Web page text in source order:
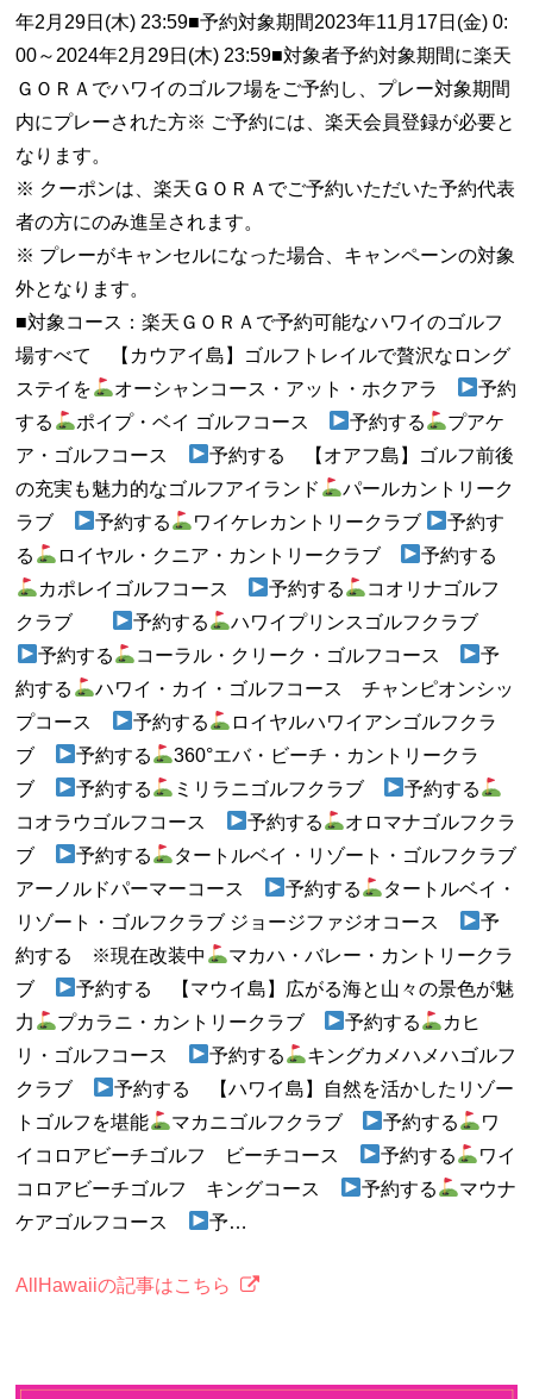
年2月29日(木) 23:59■予約対象期間2023年11月17日(金) 0:
00～2024年2月29日(木) 23:59■対象者予約対象期間に楽天
ＧＯＲＡでハワイのゴルフ場をご予約し、プレー対象期間
内にプレーされた方※ ご予約には、楽天会員登録が必要と
なります。
※ クーポンは、楽天ＧＯＲＡでご予約いただいた予約代表
者の方にのみ進呈されます。
※ プレーがキャンセルになった場合、キャンペーンの対象
外となります。
■対象コース：楽天ＧＯＲＡで予約可能なハワイのゴルフ
場すべて 【カウアイ島】ゴルフトレイルで贅沢なロング
ステイを
オーシャンコース・アット・ホクアラ
予約
する
ポイプ・ベイ ゴルフコース 予約する
プアケ
ア・ゴルフコース
予約する 【オアフ島】ゴルフ前後
の充実も魅力的なゴルフアイランド
パールカントリーク
ラブ
予約する ワイケレカントリークラブ
予約す
る
ロイヤル・クニア・カントリークラブ
予約する
カポレイゴルフコース
予約する
コオリナゴルフ
クラブ
予約する
ハワイプリンスゴルフクラブ
予約する
コーラル・クリーク・ゴルフコース
予
約する
ハワイ・カイ・ゴルフコース チャンピオンシッ
プコース
予約する
ロイヤルハワイアンゴルフクラ
ブ
予約する
360°エバ・ビーチ・カントリークラ
ブ
予約する ミリラニゴルフクラブ
予約する
コオラウゴルフコース
予約する
オロマナゴルフクラ
ブ
予約する
タートルベイ・リゾート・ゴルフクラブ
アーノルドパーマーコース
予約する
タートルベイ・
リゾート・ゴルフクラブ ジョージファジオコース
予
約する ※現在改装中
マカハ・バレー・カントリークラ
ブ
予約する 【マウイ島】広がる海と山々の景色が魅
力
プカラニ・カントリークラブ 予約する
カヒ
リ・ゴルフコース
予約する
キングカメハメハゴルフ
クラブ
予約する 【ハワイ島】自然を活かしたリゾー
トゴルフを堪能
マカニゴルフクラブ 予約する
ワ
イコロアビーチゴルフ ビーチコース
予約する
ワイ
コロアビーチゴルフ キングコース
予約する
マウナ
ケアゴルフコース
予…
AllHawaiiの記事はこちら